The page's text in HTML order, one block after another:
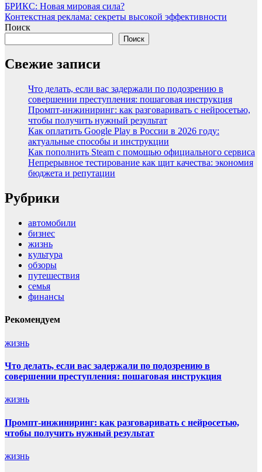
БРИКС: Новая мировая сила?
Контекстная реклама: секреты высокой эффективности
Поиск
Поиск
Свежие записи
Что делать, если вас задержали по подозрению в
совершении преступления: пошаговая инструкция
Промпт-инжиниринг: как разговаривать с нейросетью,
чтобы получить нужный результат
Как оплатить Google Play в России в 2026 году:
актуальные способы и инструкции
Как пополнить Steam с помощью официального сервиса
Непрерывное тестирование как щит качества: экономия
бюджета и репутации
Рубрики
автомобили
бизнес
жизнь
культура
обзоры
путешествия
семья
финансы
Рекомендуем
жизнь
Что делать, если вас задержали по подозрению в
совершении преступления: пошаговая инструкция
жизнь
Промпт-инжиниринг: как разговаривать с нейросетью,
чтобы получить нужный результат
жизнь